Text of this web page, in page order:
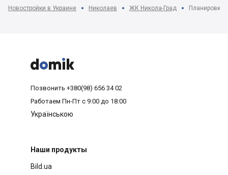
Новостройки в Украине Николаев ЖК Никола-Град Планировки



Позвонить +380(98) 656 34 02
Работаем Пн-Пт с 9:00 до 18:00
Українською
Наши продукты
Bild.ua